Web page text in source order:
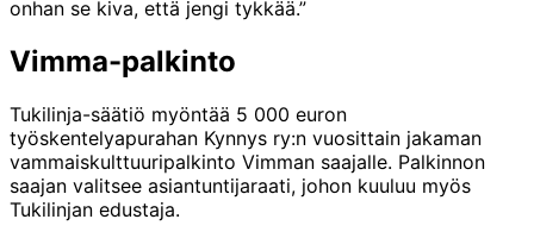
onhan se kiva, että jengi tykkää.”
Vimma-palkinto
Tukilinja-säätiö myöntää 5 000 euron
työskentelyapurahan Kynnys ry:n vuosittain jakaman
vammaiskulttuuripalkinto Vimman saajalle. Palkinnon
saajan valitsee asiantuntijaraati, johon kuuluu myös
Tukilinjan edustaja.